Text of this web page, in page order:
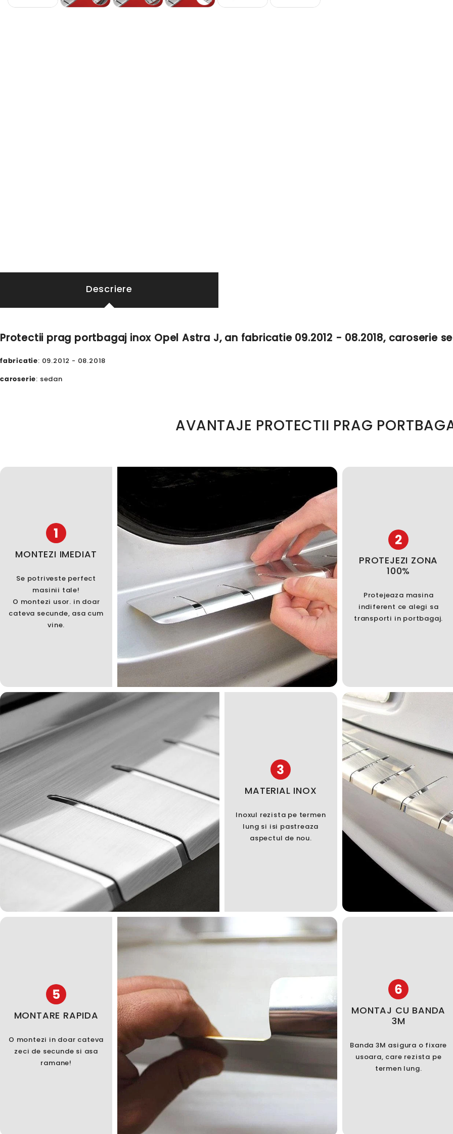
Descriere
Protectii prag portbagaj inox Opel Astra J, an fabricatie 09.2012 - 08.2018, caroserie
fabricatie: 09.2012 - 08.2018
caroserie: sedan
AVANTAJE PROTECTII PRAG
1
MONTEZI IMEDIAT
Se potriveste perfect
masinii tale!
O montezi usor. in doar
cateva secunde, asa cum
vine.
2
PROTEJEZI ZONA
100%
Protejeaza masina
indiferent ce alegi sa
transporti in portbagaj.
3
MATERIAL INOX
Inoxul rezista pe termen
lung si isi pastreaza
aspectul de nou.
5
MONTARE RAPIDA
O montezi in doar cateva
zeci de secunde si asa
ramane!
6
MONTAJ CU BANDA
3M
Banda 3M asigura o fixare
usoara, care rezista pe
termen lung.